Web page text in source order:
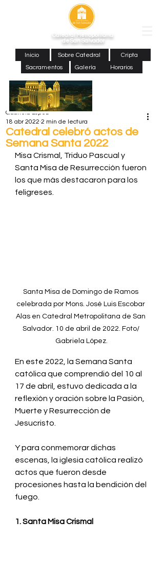
Catedral Metropolitana
de San Salvador
Inicio Sobre Catedral
Cripta
Sacramentos
Galería Horarios
Catedral celebró actos de
Semana Santa 2022
Gabriela López
18 abr 2022 2 min de lectura
Misa Crismal, Triduo Pascual y
Santa Misa de Resurrección fueron
los que más destacaron para los
feligreses.
Santa Misa de Domingo de Ramos
celebrada por Mons. José Luis Escobar
Alas en Catedral Metropolitana de San
Salvador. 10 de abril de 2022. Foto/
Gabriela López.
En este 2022, la Semana Santa
católica que comprendió del 10 al
17 de abril, estuvo dedicada a la
reflexión y oración sobre la Pasión,
Muerte y Resurrección de
Jesucristo.
Y para conmemorar dichas
escenas, la iglesia católica realizó
actos que fueron desde
procesiones hasta la bendición del
fuego.
1. Santa Misa Crismal